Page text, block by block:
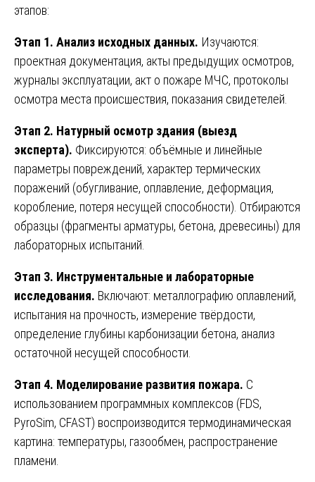
этапов:
Этап 1. Анализ исходных данных. Изучаются:
проектная документация, акты предыдущих осмотров,
журналы эксплуатации, акт о пожаре МЧС, протоколы
осмотра места происшествия, показания свидетелей.
Этап 2. Натурный осмотр здания (выезд
эксперта). Фиксируются: объёмные и линейные
параметры повреждений, характер термических
поражений (обугливание, оплавление, деформация,
коробление, потеря несущей способности). Отбираются
образцы (фрагменты арматуры, бетона, древесины) для
лабораторных испытаний.
Этап 3. Инструментальные и лабораторные
исследования. Включают: металлографию оплавлений,
испытания на прочность, измерение твёрдости,
определение глубины карбонизации бетона, анализ
остаточной несущей способности.
Этап 4. Моделирование развития пожара. С
использованием программных комплексов (FDS,
PyroSim, CFAST) воспроизводится термодинамическая
картина: температуры, газообмен, распространение
пламени.